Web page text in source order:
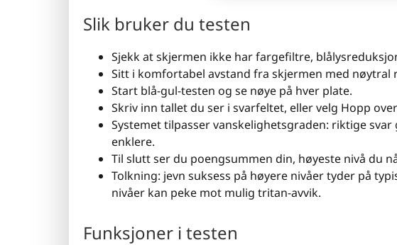
Slik bruker du testen
Sjekk at skjermen ikke har fargefiltre,
Sitt i komfortabel avstand fra skjermen med nøytral
Start blå-gul-testen og se nøye på hver plate.
Skriv inn tallet du ser i svarfeltet, eller velg Hopp
Systemet tilpasser vanskelighetsgraden: riktige
enklere.
Til slutt ser du poengsummen din, høyeste nivå du
Tolkning: jevn suksess på høyere nivåer tyder på
nivåer kan peke mot mulig tritan-avvik.
Funksjoner i testen